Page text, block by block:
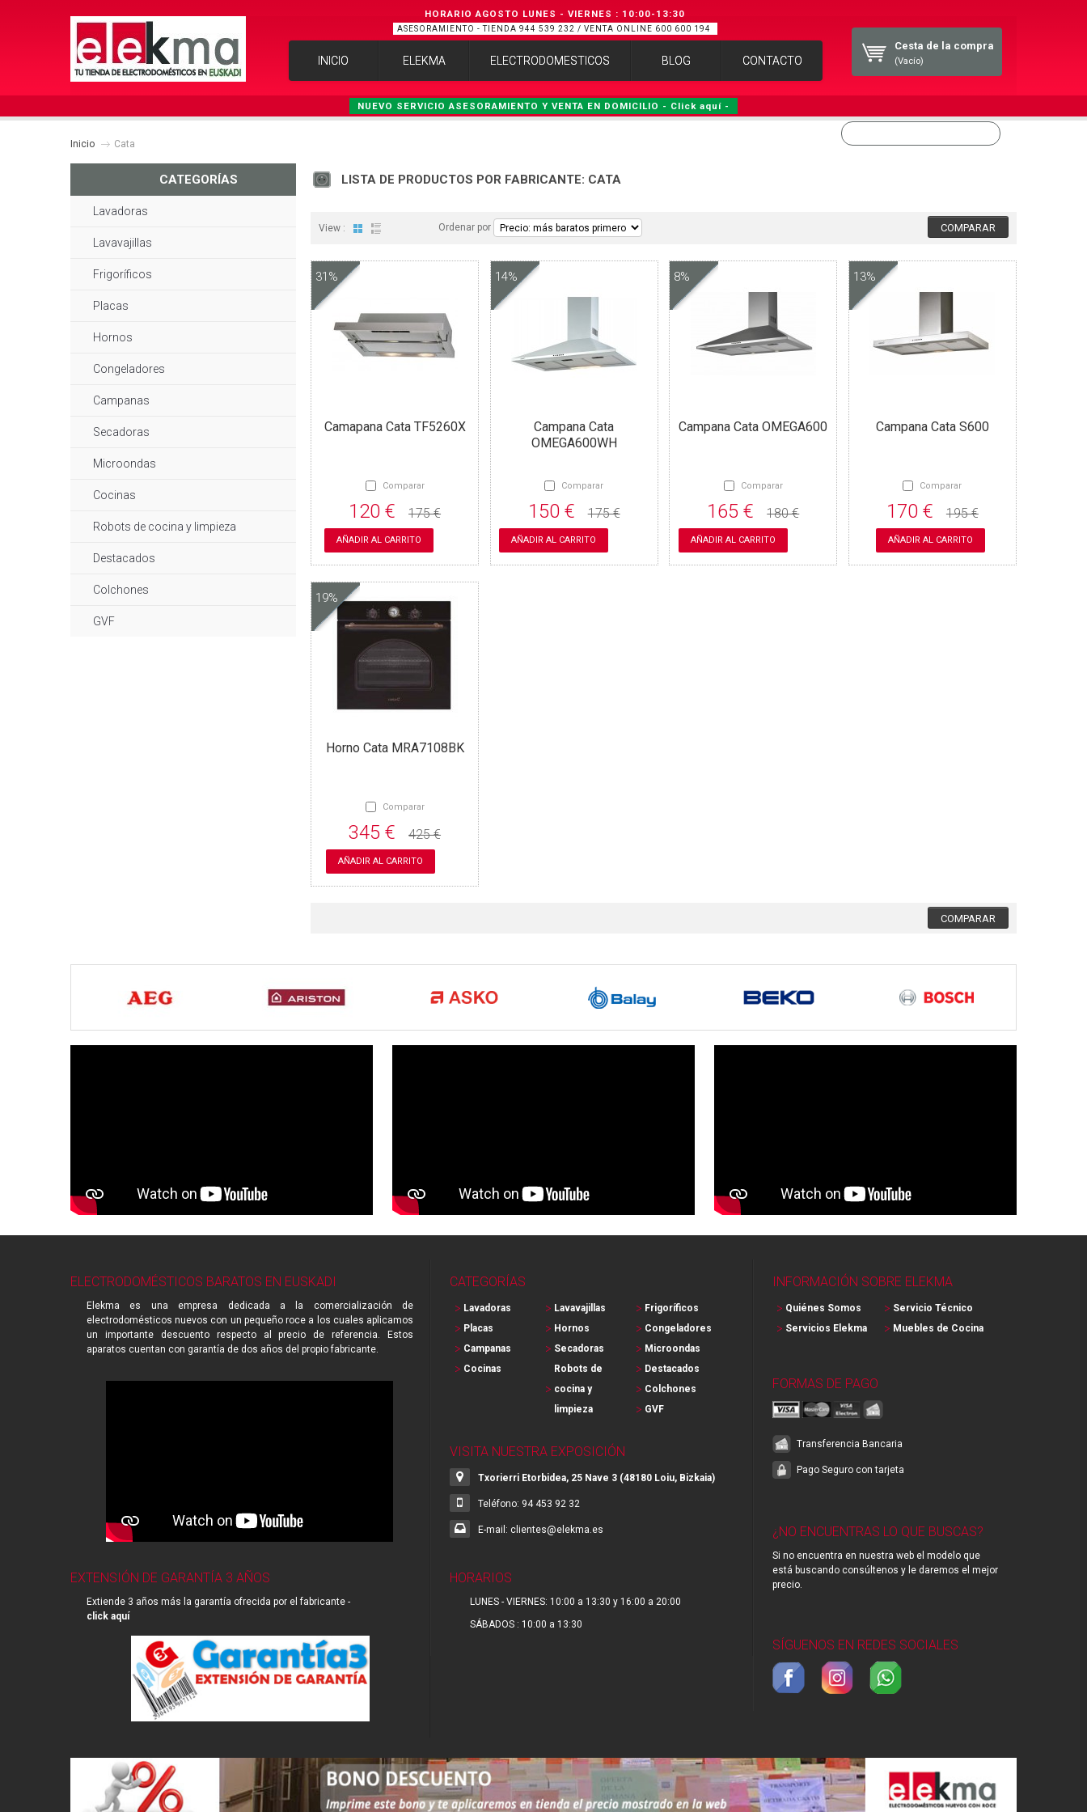
HORARIO AGOSTO LUNES - VIERNES : 10:00-13:30
ASESORAMIENTO - TIENDA 944 539 232 / VENTA ONLINE 600 600 194
Cesta de la compra
(Vacío)
INICIO ELEKMA ELECTRODOMESTICOS BLOG CONTACTO
NUEVO SERVICIO ASESORAMIENTO Y VENTA EN DOMICILIO - Click aquí -
Inicio Cata
CATEGORÍAS
Lavadoras
Lavavajillas
Frigoríficos
Placas
Hornos
Congeladores
Campanas
Secadoras
Microondas
Cocinas
Robots de cocina y limpieza
Destacados
Colchones
GVF
LISTA DE PRODUCTOS POR FABRICANTE: CATA
View : Ordenar por
31%
Camapana Cata TF5260X
Comparar
120 € 175 €
AÑADIR AL CARRITO
14%
Campana Cata
OMEGA600WH
Comparar
150 € 175 €
AÑADIR AL CARRITO
8%
Campana Cata OMEGA600
Comparar
165 € 180 €
AÑADIR AL CARRITO
13%
Campana Cata S600
Comparar
170 € 195 €
AÑADIR AL CARRITO
19%
Horno Cata MRA7108BK
Comparar
345 € 425 €
AÑADIR AL CARRITO
ELECTRODOMÉSTICOS BARATOS EN EUSKADI
Elekma es una empresa dedicada a la comercialización de
electrodomésticos nuevos con un pequeño roce a los cuales aplicamos
un importante descuento respecto al precio de referencia. Estos
aparatos cuentan con garantía de dos años del propio fabricante.
EXTENSIÓN DE GARANTÍA 3 AÑOS
Extiende 3 años más la garantía ofrecida por el fabricante -
click aquí
CATEGORÍAS
Lavadoras Lavavajillas
Frigoríficos
Placas
Hornos
Congeladores
Campanas
Secadoras
Microondas
Cocinas
Robots de
cocina y
limpieza
Destacados
Colchones
GVF
VISITA NUESTRA EXPOSICIÓN
Txorierri Etorbidea, 25 Nave 3 (48180 Loiu, Bizkaia)
Teléfono: 94 453 92 32
E-mail: clientes@elekma.es
HORARIOS
LUNES - VIERNES: 10:00 a 13:30 y 16:00 a 20:00
SÁBADOS : 10:00 a 13:30
INFORMACIÓN SOBRE ELEKMA
Quiénes Somos
Servicio Técnico
Servicios Elekma
Muebles de Cocina
FORMAS DE PAGO
Transferencia Bancaria
Pago Seguro con tarjeta
¿NO ENCUENTRAS LO QUE BUSCAS?
Si no encuentra en nuestra web el modelo que
está buscando consúltenos y le daremos el mejor
precio.
SÍGUENOS EN REDES SOCIALES